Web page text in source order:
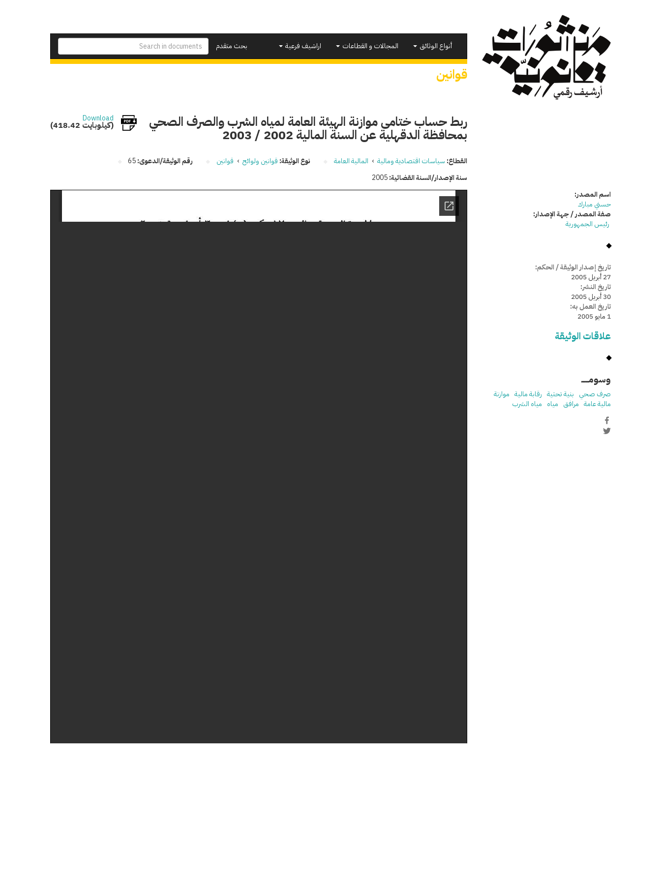
بحث متقدم
أنواع الوثائق المجالات و القطاعات اراشيف فرعية
قوانين
ربط حساب ختامى موازنة الهيئة العامة لمياه الشرب والصرف الصحي
بمحافظة الدقهلية عن السنة المالية 2002 / 2003
Download
(418.42 كيلوبايت)
القطاع: سياسات اقتصادية ومالية › المالية العامة نوع الوثيقة: قوانين ولوائح › قوانين رقم الوثيقة/الدعوى:65
سنة الإصدار/السنة القضائية:2005
اسم المصدر:
حسني مبارك
صفة المصدر / جهة الإصدار:
رئيس الجمهورية
تاريخ إصدار الوثيقة / الحكم:
27 أبريل 2005
تاريخ النشر:
30 أبريل 2005
تاريخ العمل به:
1 مايو 2005
علاقات الوثيقة
وسومـــــ
صرف صحي بنية تحتية رقابة مالية موازنة
مالية عامة مرافق مياه مياه الشرب